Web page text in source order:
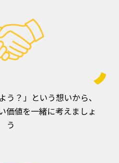
う？」という想いから、
価値を一緒に考えましょ
う